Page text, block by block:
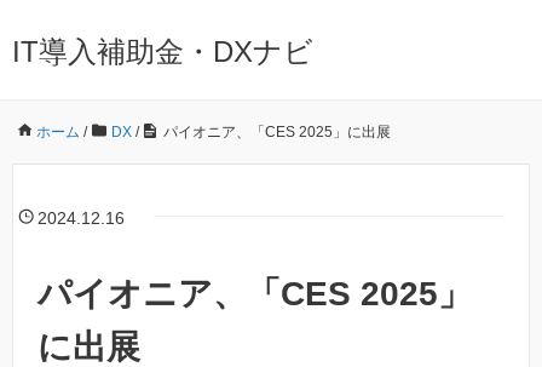
IT導入補助金・DXナビ
ホーム / DX / パイオニア、「CES 2025」に出展
2024.12.16
パイオニア、「CES 2025」
に出展